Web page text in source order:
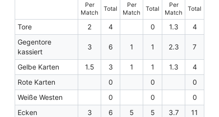
Per
Match
Total
Per
Match
Total
Per
Match
Total
Tore 2 4 0 1.3
4
Gegentore
kassiert
3 6 1 1 2.3 7
Gelbe Karten 1.5 3 1 1 1.3
4
Rote Karten
0 0
0
Weiße Westen
0 0
0
Ecken
3 6 5 5 3.7
11